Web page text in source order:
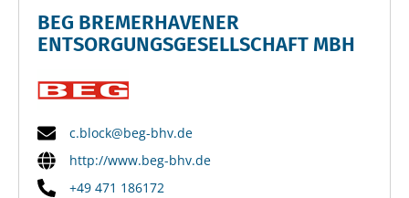
BEG BREMERHAVENER
ENTSORGUNGSGESELLSCHAFT MBH
c.block@beg-bhv.de
http://www.beg-bhv.de
+49 471 186172